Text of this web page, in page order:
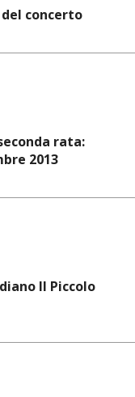
concerto
rata:
2013
Il Piccolo